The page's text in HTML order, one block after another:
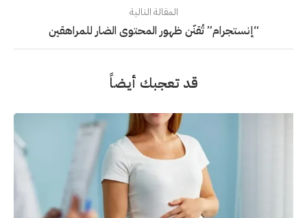
المقالة التالية
“إنستجرام” تُقنّن ظهور المحتوى الضار للمراهقين
قد تعجبك أيضاً